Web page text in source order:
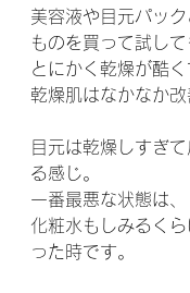
美容液や目元パッ
ものを買って試して
とにかく乾燥が酷く
乾燥肌はなかなか
目元は乾燥しすぎ
る感じ。
一番最悪な状態は、
化粧水もしみるく
った時です。